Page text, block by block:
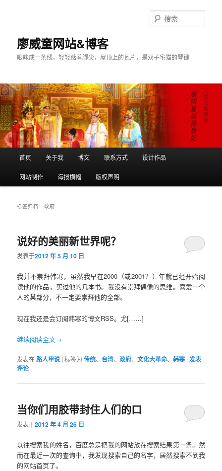
廖威童网站&博客
眼眯成一条线，轻轻踮着脚尖，屋顶上的瓦片，是双子宅猫的琴键
索
跳
至
容
域
跳
至
容
域
首页 关于我 博文 联系方式 设计作品
网站制作 海报横幅 版权声明
标签归档：政府
说好的美丽新世界呢？
发表于2012 年 5 月 10 日
我并不崇拜韩寒，虽然我早在2000（或2001？）年就已经开始阅
读他的作品，买过他的几本书。我没有崇拜偶像的思维。喜爱一个
人的某部分，不一定要崇拜他的全部。
现在我还是会订阅韩寒的博文RSS。尤[……]
继续阅读全文→
发表在路人甲说 |标签为 传统、 台湾、政府、文化大革命、韩寒 |发表
评论
当你们用胶带封住人们的口
发表于2012 年 4 月 26 日
以往搜索我的姓名，百度总是把我的网站放在搜索结果第一条。然
而在最近一次的查询中，我发现搜索自己的名字，居然搜索不到我
的网站首页了。